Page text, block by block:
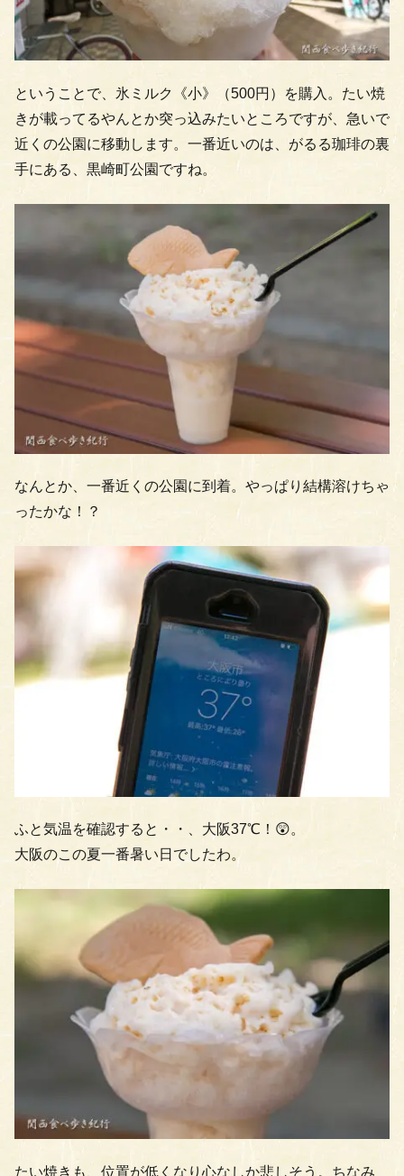
ということで、氷ミルク《小》（500円）を購入。たい焼
きが載ってるやんとか突っ込みたいところですが、急いで
近くの公園に移動します。一番近いのは、がるる珈琲の裏
手にある、黒崎町公園ですね。
なんとか、一番近くの公園に到着。やっぱり結構溶けちゃ
ったかな！？
ふと気温を確認すると・・、大阪37℃！😲。
大阪のこの夏一番暑い日でしたわ。
たい焼きも、位置が低くなり心なしか悲しそう。ちなみ